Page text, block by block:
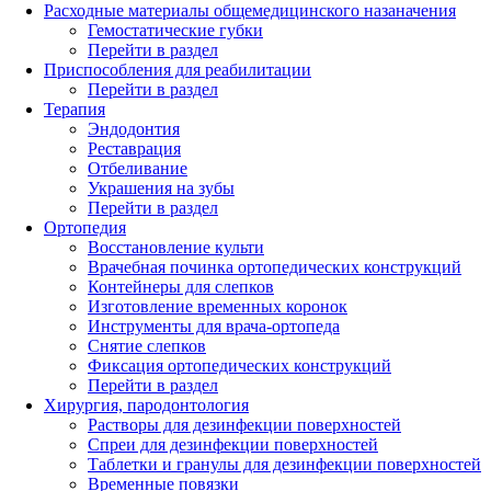
Расходные материалы общемедицинского назаначения
Гемостатические губки
Перейти в раздел
Приспособления для реабилитации
Перейти в раздел
Терапия
Эндодонтия
Реставрация
Отбеливание
Украшения на зубы
Перейти в раздел
Ортопедия
Восстановление культи
Врачебная починка ортопедических конструкций
Контейнеры для слепков
Изготовление временных коронок
Инструменты для врача-ортопеда
Снятие слепков
Фиксация ортопедических конструкций
Перейти в раздел
Хирургия, пародонтология
Растворы для дезинфекции поверхностей
Спреи для дезинфекции поверхностей
Таблетки и гранулы для дезинфекции поверхностей
Временные повязки